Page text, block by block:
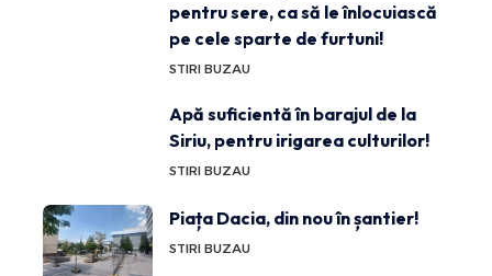
pentru sere, ca să le înlocuiască
pe cele sparte de furtuni!
STIRI BUZAU
Apă suficientă în barajul de la
Siriu, pentru irigarea culturilor!
STIRI BUZAU
Piața Dacia, din nou în șantier!
STIRI BUZAU